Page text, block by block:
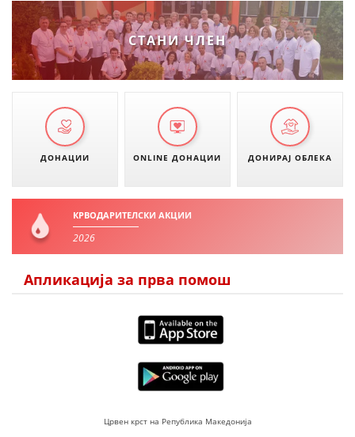
СТАНИ ЧЛЕН
ДОНАЦИИ ONLINE ДОНАЦИИ ДОНИРАЈ ОБЛЕКА
КРВОДАРИТЕЛСКИ АКЦИИ
2026
Апликација за прва помош
Црвен крст на Република Македонија